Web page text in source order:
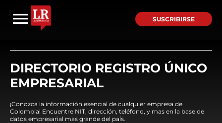
SUSCRIBIRSE
DIRECTORIO REGISTRO ÚNICO
EMPRESARIAL
¡Conozca la información esencial de cualquier empresa de
Colombia! Encuentre NIT, dirección, teléfono, y mas en la base de
datos empresarial mas grande del país.